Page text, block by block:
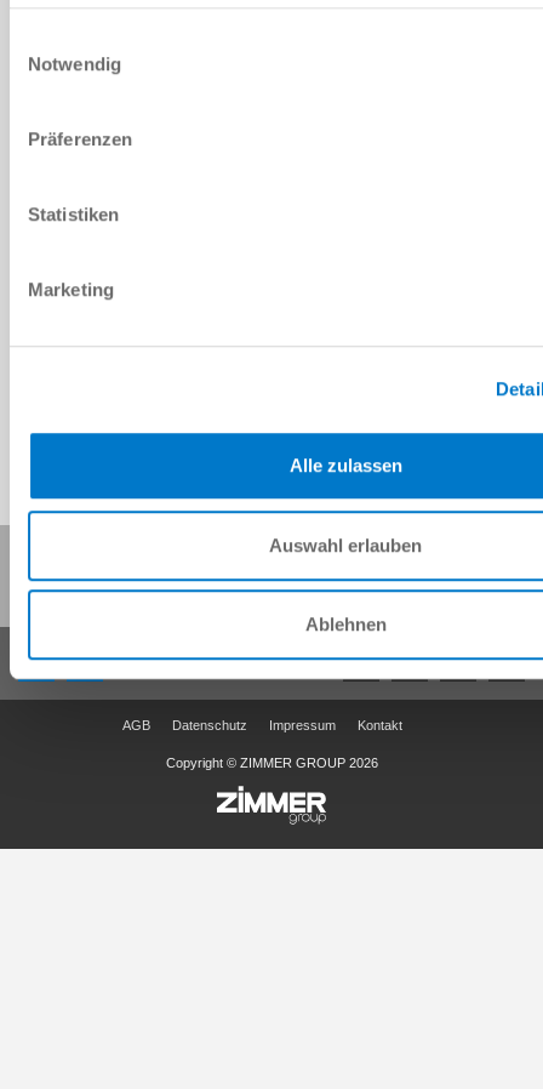
Notwendig
Präferenzen
Statistiken
Marketing
Alle zulassen
Auswahl erlauben
Ablehnen
Herunterladen
Diese Seite teilen:
AGB Datenschutz Impressum Kontakt
Copyright © ZIMMER GROUP 2026